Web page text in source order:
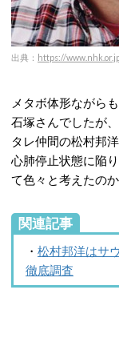
出典： https://
メタボ体形ながら
石塚さんでしたが
タレ仲間の松村邦
心肺停止状態に陥
て色々と考えたの
関連記事
・ 松村邦洋はサ
徹底調査